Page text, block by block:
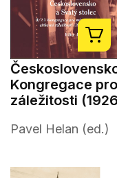
Kongregace
záležitosti
Pavel Helan (ed.)